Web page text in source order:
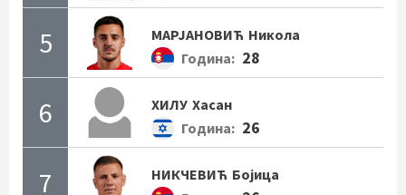
5 МАРЈАНОВИЋ Никола
Година: 28
6 ХИЛУ Хасан
Година: 26
7 НИКЧЕВИЋ Бојица